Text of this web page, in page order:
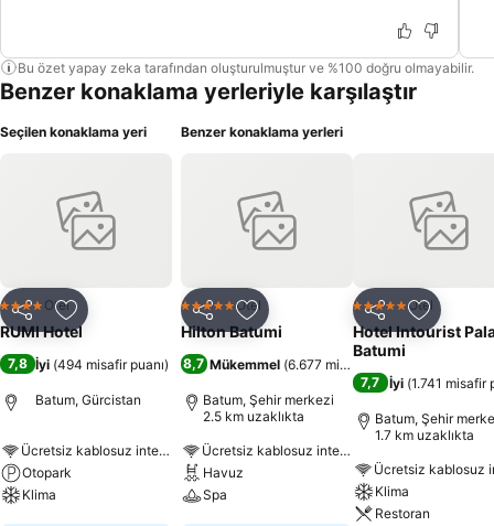
Bu özet yapay zeka tarafından oluşturulmuştur ve %100 doğru olmayabilir.
Benzer konaklama yerleriyle karşılaştır
Seçilen konaklama yeri
Paylaş Favorilerime ekle
4 Yıldız Otel
RUMI Hotel
7,8 İyi (494 misafir puanı)
Batum, Gürcistan
Ücretsiz kablosuz internet
Otopark
Klima
Benzer konaklama yerleri
Paylaş Favorilerime ekle
5 Yıldız Otel
Hilton Batumi
8,7 Mükemmel (6.677 misafir puanı
Batum, Şehir merkezi
2.5 km uzaklıkta
Ücretsiz kablosuz internet
Havuz
Spa
Paylaş
5 Yıldız Otel
Hotel Intourist
Batumi
7,7 İyi (1.741 misafir
Batum, Şehir
1.7 km uzaklıkta
Klima
Restoran